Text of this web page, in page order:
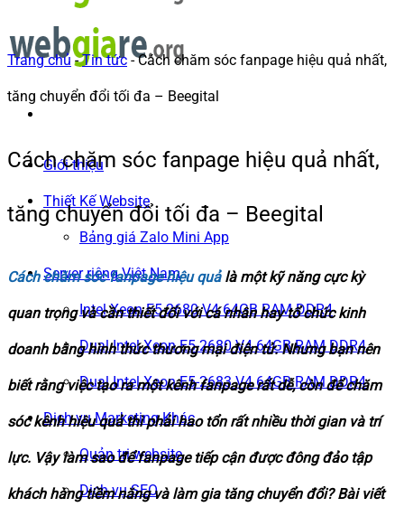
Giới thiệu
Thiết Kế Website
Bảng giá Zalo Mini App
Server riêng Việt Nam
Intel Xeon E5-2680 V4 64GB RAM DDR4
Dual Intel Xeon E5-2680 V4 64GB RAM DDR4
Dual Intel Xeon E5-2683 V4 64GB RAM DDR4
Dịch vụ Marketing Khác
Quản trị website
Dịch vụ SEO
Trang chủ -Tin tức -Cách chăm sóc fanpage hiệu quả nhất,
tăng chuyển đổi tối đa – Beegital
Cách chăm sóc fanpage hiệu quả nhất,
tăng chuyển đổi tối đa – Beegital
Cách chăm sóc fanpage hiệu quảlà một kỹ năng cực kỳ
quan trọng và cần thiết đối với cá nhân hay tổ chức kinh
doanh bằng hình thức thương mại điện tử. Nhưng bạn nên
biết rằng việc tạo ra một kênh fanpage rất dễ, còn để chăm
sóc kênh hiệu quả thì phải hao tổn rất nhiều thời gian và trí
lực. Vậy làm sao để fanpage tiếp cận được đông đảo tập
khách hàng tiềm năng và làm gia tăng chuyển đổi? Bài viết